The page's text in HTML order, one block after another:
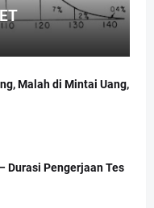
Malah di Mintai Uang,
Durasi Pengerjaan Tes